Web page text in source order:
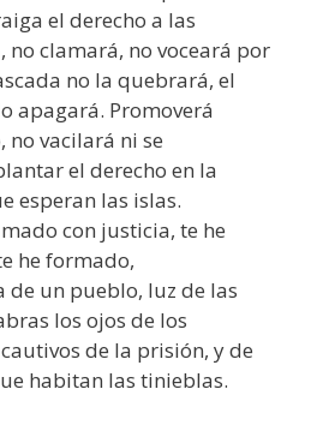
el derecho a las
no clamará, no voceará por
no la quebrará, el
apagará. Promoverá
no vacilará ni se
el derecho en la
esperan las islas.
con justicia, te he
he formado,
de un pueblo, luz de las
los ojos de los
de la prisión, y de
habitan las tinieblas.